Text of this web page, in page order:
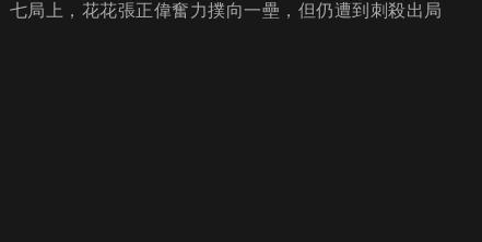
七局上，花花張正偉奮力撲向一壘，但仍遭到刺殺出局